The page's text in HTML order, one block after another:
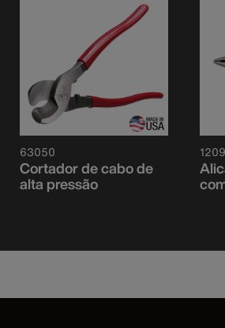
63050
Cortador de cabo de
alta pressão